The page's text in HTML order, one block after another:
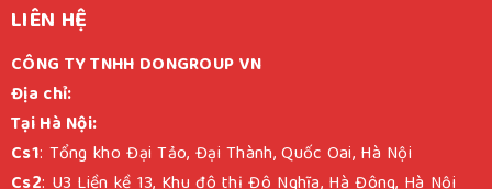
LIÊN HỆ
CÔNG TY TNHH DONGROUP VN
Địa chỉ:
Tại Hà Nội:
Cs1: Tổng kho Đại Tảo, Đại Thành, Quốc Oai, Hà Nội